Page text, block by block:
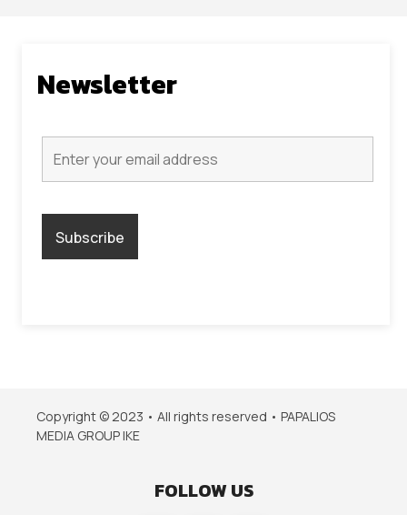
Newsletter
Copyright © 2023 • All rights reserved • PAPALIOS
MEDIA GROUP IKE
FOLLOW US